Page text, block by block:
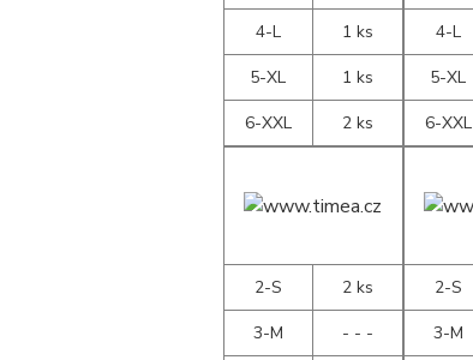
4-L
1 ks
5-XL
1 ks
6-XXL
2 ks
4-L
5-XL
6-XXL
2-S
2 ks
3-M
- - -
2-S
3-M